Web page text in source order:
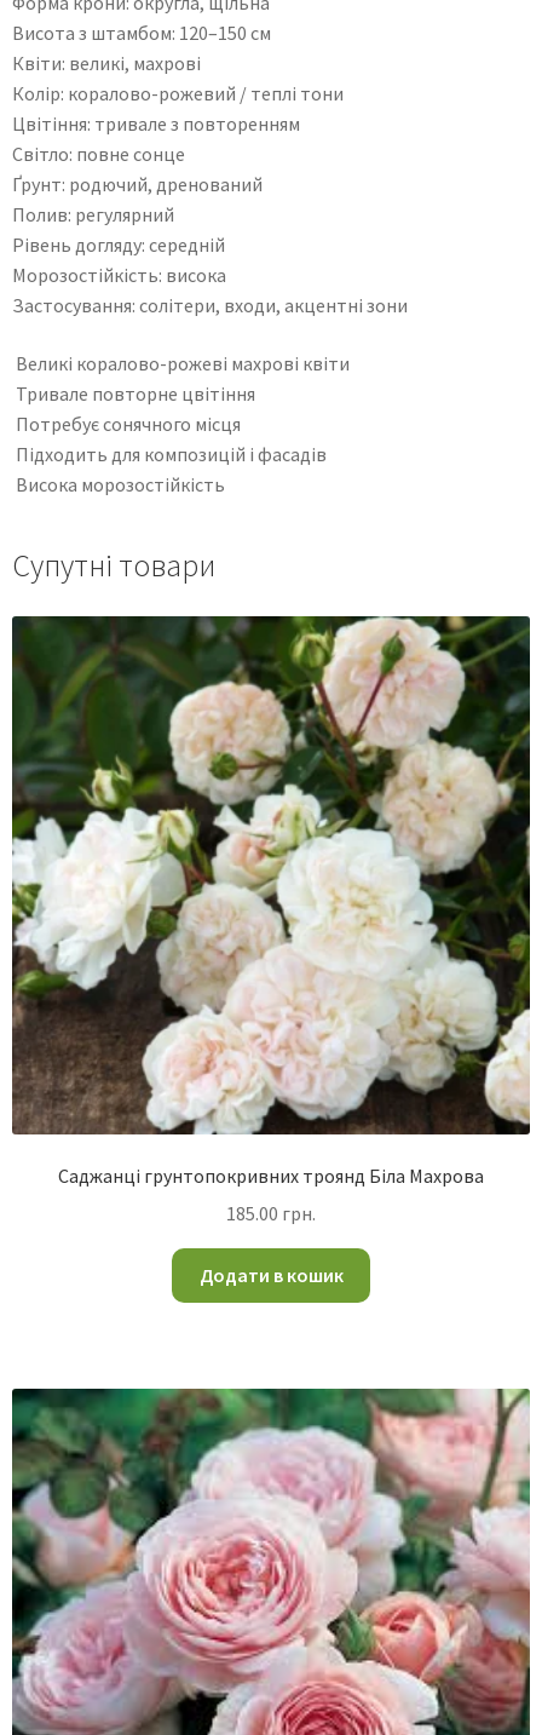
Висота з штамбом: 120–150 см
Квіти: великі, махрові
Колір: коралово-рожевий / теплі тони
Цвітіння: тривале з повторенням
Світло: повне сонце
Ґрунт: родючий, дренований
Полив: регулярний
Рівень догляду: середній
Морозостійкість: висока
Застосування: солітери, входи, акцентні зони
Великі коралово-рожеві махрові квіти
Тривале повторне цвітіння
Потребує сонячного місця
Підходить для композицій і фасадів
Висока морозостійкість
Супутні товари
Саджанці грунтопокривних троянд Біла Махрова
185.00 грн.
Додати в кошик